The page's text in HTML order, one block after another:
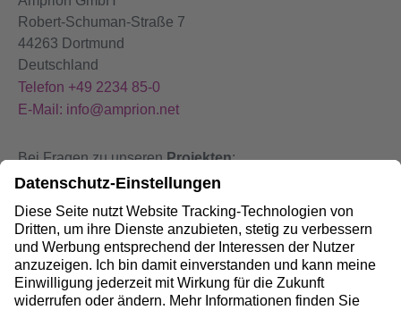
Robert-Schuman-Straße 7
44263 Dortmund
Deutschland
Telefon +49 2234 85-0
E-Mail: info@amprion.net
Bei Fragen zu unserenProjekten:
+49 800 584 9000
BeiStörungen an unseren Anlagen:
+49 800 490 4000
Social Media: